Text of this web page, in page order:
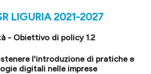
LIGURIA 2021-2027
- Obiettivo di policy 1.2
l'introduzione di pratiche e
digitali nelle imprese